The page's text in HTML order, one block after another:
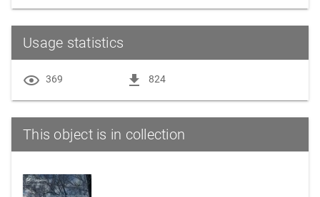
Usage statistics
369 824
This object is in collection